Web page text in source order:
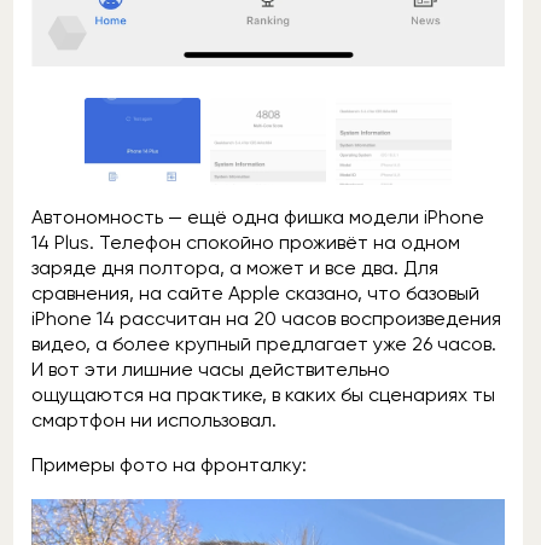
Автономность — ещё одна фишка модели iPhone
14 Plus. Телефон спокойно проживёт на одном
заряде дня полтора, а может и все два. Для
сравнения, на сайте Apple сказано, что базовый
iPhone 14 рассчитан на 20 часов воспроизведения
видео, а более крупный предлагает уже 26 часов.
И вот эти лишние часы действительно
ощущаются на практике, в каких бы сценариях ты
смартфон ни использовал.
Примеры фото на фронталку: